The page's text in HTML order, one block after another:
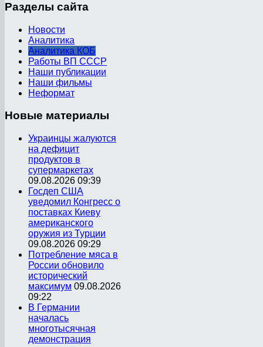
Разделы сайта
Новости
Аналитика
Аналитика КОБ
Работы ВП СССР
Наши публикации
Наши фильмы
Неформат
Новые материалы
Украинцы жалуются
на дефицит
продуктов в
супермаркетах
09.08.2026 09:39
Госдеп США
уведомил Конгресс о
поставках Киеву
американского
оружия из Турции
09.08.2026 09:29
Потребление мяса в
России обновило
исторический
максимум 09.08.2026
09:22
В Германии
началась
многотысячная
демонстрация